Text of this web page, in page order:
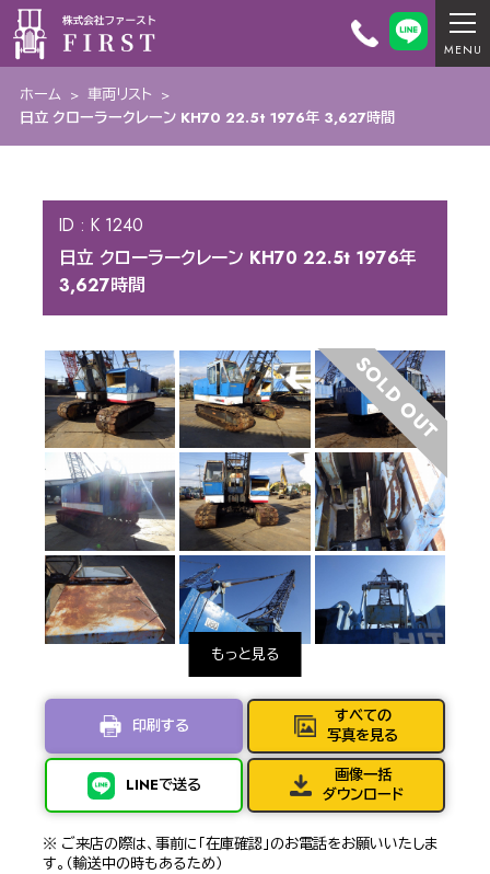
ホーム > 車両リスト >
日立 クローラークレーン KH70 22.5t 1976年 3,627時間
ID : K 1240
日立 クローラークレーン KH70 22.5t 1976年
3,627時間
SOLD OUT
印刷する
LINEで送る
すべての
写真を見る
画像一括
ダウンロード
※ ご来店の際は、事前に「在庫確認」のお電話をお願いいたしま
す。（輸送中の時もあるため）